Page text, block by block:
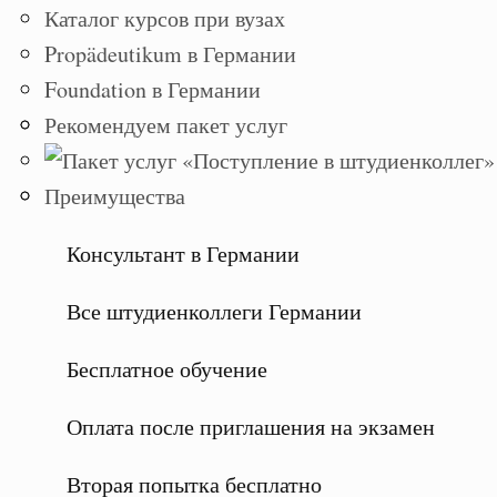
Каталог курсов при вузах
Propädeutikum в Германии
Foundation в Германии
Рекомендуем пакет услуг
Преимущества
Консультант в Германии
Все штудиенколлеги Германии
Бесплатное обучение
Оплата после приглашения на экзамен
Вторая попытка бесплатно